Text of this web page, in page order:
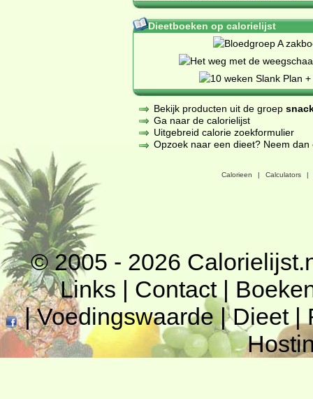
Dieetboeken op calorielijst
Bekijk producten uit de groep
Ga naar de calorielijst
Uitgebreid calorie zoekformulier
Opzoek naar een dieet? Neem
Calorieen | Calculators |
© 2005 - 2026
Links | Contact|
|Voedingswaarde|Dieet|